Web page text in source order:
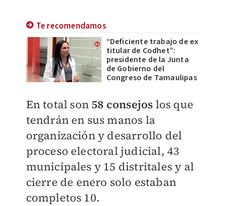
Te recomendamos
“Deficiente trabajo de ex
titular de Codhet”:
presidente de la Junta
de Gobierno del
Congreso de Tamaulipas
En total son 58 consejos los que
tendrán en sus manos la
organización y desarrollo del
proceso electoral judicial, 43
municipales y 15 distritales y al
cierre de enero solo estaban
completos 10.